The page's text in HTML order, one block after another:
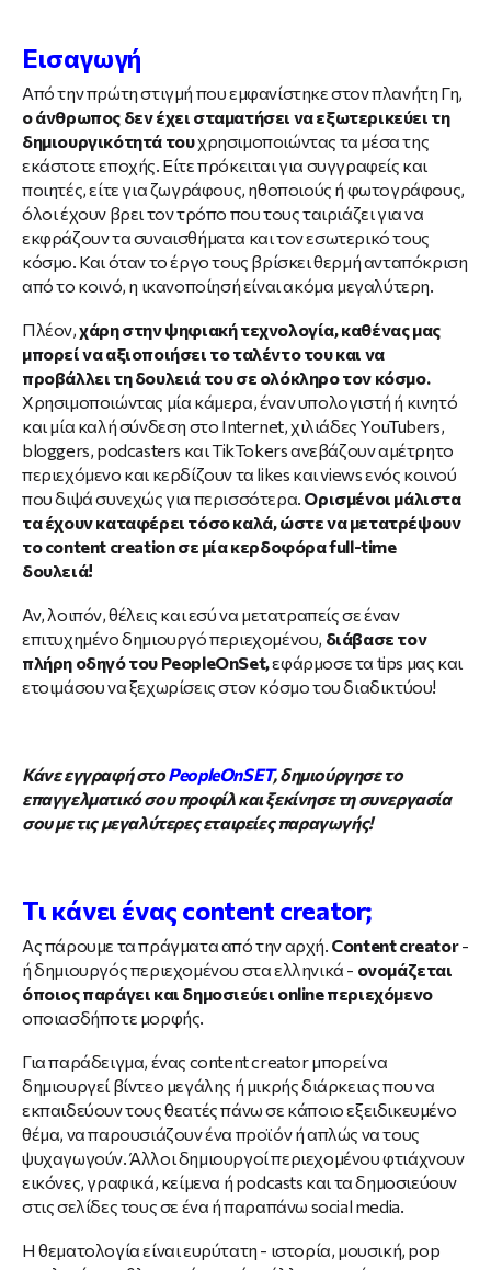
Εισαγωγή
Από την πρώτη στιγμή που εμφανίστηκε στον πλανήτη Γη,
ο άνθρωπος δεν έχει σταματήσει να εξωτερικεύει τη
δημιουργικότητά τουχρησιμοποιώντας τα μέσα της
εκάστοτε εποχής. Είτε πρόκειται για συγγραφείς και
ποιητές, είτε για ζωγράφους, ηθοποιούς ή φωτογράφους,
όλοι έχουν βρει τον τρόπο που τους ταιριάζει για να
εκφράζουν τα συναισθήματα και τον εσωτερικό τους
κόσμο. Και όταν το έργο τους βρίσκει θερμή ανταπόκριση
από το κοινό, η ικανοποίησή είναι ακόμα μεγαλύτερη.
Πλέον,χάρη στην ψηφιακή τεχνολογία, καθένας μας
μπορεί να αξιοποιήσει το ταλέντο του και να
προβάλλει τη δουλειά του σε ολόκληρο τον κόσμο.
Χρησιμοποιώντας μία κάμερα, έναν υπολογιστή ή κινητό
και μία καλή σύνδεση στο Internet, χιλιάδες YouTubers,
bloggers, podcasters και TikTokers ανεβάζουν αμέτρητο
περιεχόμενο και κερδίζουν τα likes και views ενός κοινού
που διψά συνεχώς για περισσότερα. Ορισμένοι μάλιστα
τα έχουν καταφέρει τόσο καλά, ώστε να μετατρέψουν
το content creation σε μία κερδοφόρα full-time
δουλειά!
Αν, λοιπόν, θέλεις και εσύ να μετατραπείς σε έναν
επιτυχημένο δημιουργό περιεχομένου, διάβασε τον
πλήρη οδηγό του PeopleOnSet,εφάρμοσε τα tips μας και
ετοιμάσου να ξεχωρίσεις στον κόσμο του διαδικτύου!
Κάνε εγγραφή στοPeopleOnSET, δημιούργησε το
επαγγελματικό σου προφίλ και ξεκίνησε τη συνεργασία
σου με τις μεγαλύτερες εταιρείες παραγωγής!
Τι κάνει ένας content creator;
Ας πάρουμε τα πράγματα από την αρχή. Content creator-
ή δημιουργός περιεχομένου στα ελληνικά - ονομάζεται
όποιος παράγει και δημοσιεύει online περιεχόμενο
οποιασδήποτε μορφής.
Για παράδειγμα, ένας content creator μπορεί να
δημιουργεί βίντεο μεγάλης ή μικρής διάρκειας που να
εκπαιδεύουν τους θεατές πάνω σε κάποιο εξειδικευμένο
θέμα, να παρουσιάζουν ένα προϊόν ή απλώς να τους
ψυχαγωγούν. Άλλοι δημιουργοί περιεχομένου φτιάχνουν
εικόνες, γραφικά, κείμενα ή podcasts και τα δημοσιεύουν
στις σελίδες τους σε ένα ή παραπάνω social media.
Η θεματολογία είναι ευρύτατη - ιστορία, μουσική, pop